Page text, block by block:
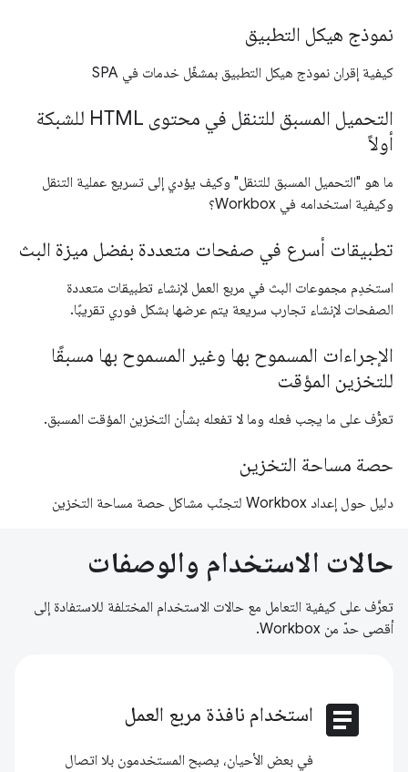
نموذج هيكل التطبيق
كيفية إقران نموذج هيكل التطبيق بمشغّل خدمات في SPA
التحميل المسبق للتنقل في محتوى HTML للشبكة
أولاً
ما هو "التحميل المسبق للتنقل" وكيف يؤدي إلى تسريع عملية التنقل
وكيفية استخدامه في Workbox؟
تطبيقات أسرع في صفحات متعددة بفضل ميزة البث
استخدِم مجموعات البث في مربع العمل لإنشاء تطبيقات متعددة
الصفحات لإنشاء تجارب سريعة يتم عرضها بشكل فوري تقريبًا.
الإجراءات المسموح بها وغير المسموح بها مسبقًا
للتخزين المؤقت
تعرُّف على ما يجب فعله وما لا تفعله بشأن التخزين المؤقت المسبق.
حصة مساحة التخزين
دليل حول إعداد Workbox لتجنّب مشاكل حصة مساحة التخزين
حالات الاستخدام والوصفات
تعرَّف على كيفية التعامل مع حالات الاستخدام المختلفة للاستفادة إلى
أقصى حدّ من Workbox.
article استخدام نافذة مربع العمل
في بعض الأحيان، يصبح المستخدمون بلا اتصال